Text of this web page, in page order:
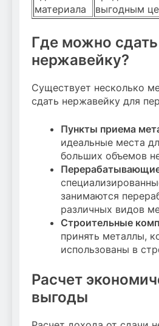
материала
выгодным
Где можно сдать
нержавейку?
Существует несколько
сдать нержавейку для
Пункты приема
идеальные места
больших объемов
занимаются
различных видов
Строительные
принять металлы,
использованы в
Расчет
выгоды